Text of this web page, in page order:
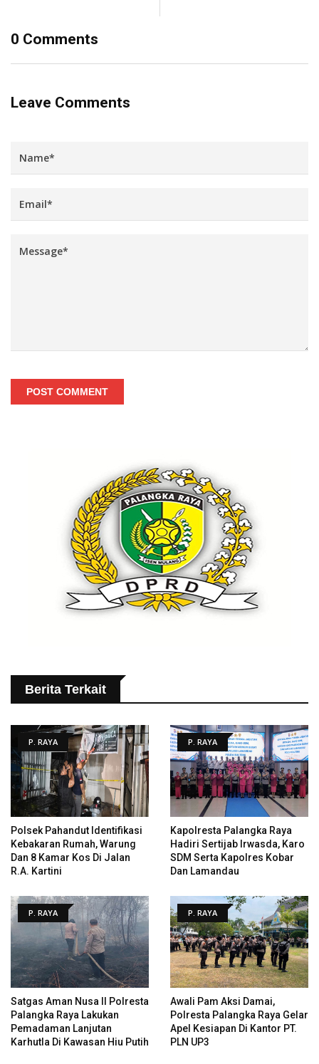
0 Comments
Leave Comments
POST COMMENT
Berita Terkait
P. RAYA
Polsek Pahandut Identifikasi
Kebakaran Rumah, Warung
Dan 8 Kamar Kos Di Jalan
R.A. Kartini
P. RAYA
Kapolresta Palangka Raya
Hadiri Sertijab Irwasda, Karo
SDM Serta Kapolres Kobar
Dan Lamandau
P. RAYA
Satgas Aman Nusa II Polresta
Palangka Raya Lakukan
Pemadaman Lanjutan
Karhutla Di Kawasan Hiu Putih
P. RAYA
Awali Pam Aksi Damai,
Polresta Palangka Raya Gelar
Apel Kesiapan Di Kantor PT.
PLN UP3